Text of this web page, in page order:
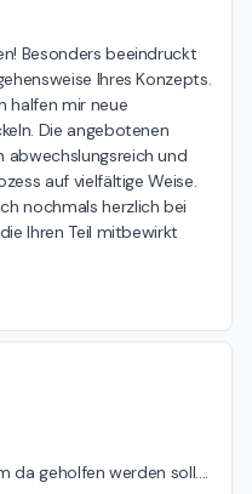
Besonders beeindruckt
Ihres Konzepts.
halfen mir neue
Die angebotenen
abwechslungsreich und
auf vielfältige Weise.
nochmals herzlich bei
Ihren Teil mitbewirkt
da geholfen werden soll....